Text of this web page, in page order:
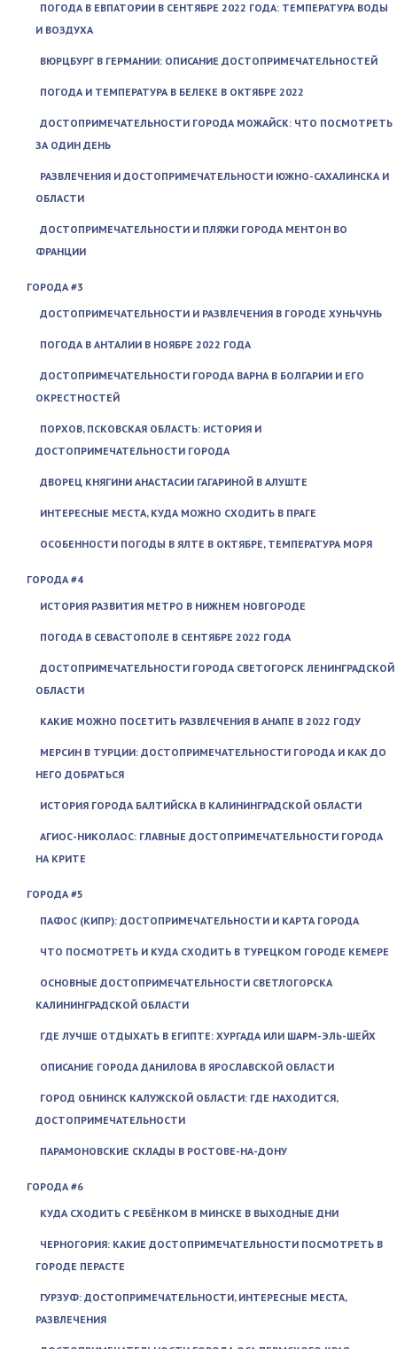
ПОГОДА В ЕВПАТОРИИ В СЕНТЯБРЕ 2022 ГОДА: ТЕМПЕРАТУРА ВОДЫ
И ВОЗДУХА
ВЮРЦБУРГ В ГЕРМАНИИ: ОПИСАНИЕ ДОСТОПРИМЕЧАТЕЛЬНОСТЕЙ
ПОГОДА И ТЕМПЕРАТУРА В БЕЛЕКЕ В ОКТЯБРЕ 2022
ДОСТОПРИМЕЧАТЕЛЬНОСТИ ГОРОДА МОЖАЙСК: ЧТО ПОСМОТРЕТЬ
ЗА ОДИН ДЕНЬ
РАЗВЛЕЧЕНИЯ И ДОСТОПРИМЕЧАТЕЛЬНОСТИ ЮЖНО-САХАЛИНСКА И
ОБЛАСТИ
ДОСТОПРИМЕЧАТЕЛЬНОСТИ И ПЛЯЖИ ГОРОДА МЕНТОН ВО
ФРАНЦИИ
ГОРОДА #3
ДОСТОПРИМЕЧАТЕЛЬНОСТИ И РАЗВЛЕЧЕНИЯ В ГОРОДЕ ХУНЬЧУНЬ
ПОГОДА В АНТАЛИИ В НОЯБРЕ 2022 ГОДА
ДОСТОПРИМЕЧАТЕЛЬНОСТИ ГОРОДА ВАРНА В БОЛГАРИИ И ЕГО
ОКРЕСТНОСТЕЙ
ПОРХОВ, ПСКОВСКАЯ ОБЛАСТЬ: ИСТОРИЯ И
ДОСТОПРИМЕЧАТЕЛЬНОСТИ ГОРОДА
ДВОРЕЦ КНЯГИНИ АНАСТАСИИ ГАГАРИНОЙ В АЛУШТЕ
ИНТЕРЕСНЫЕ МЕСТА, КУДА МОЖНО СХОДИТЬ В ПРАГЕ
ОСОБЕННОСТИ ПОГОДЫ В ЯЛТЕ В ОКТЯБРЕ, ТЕМПЕРАТУРА МОРЯ
ГОРОДА #4
ИСТОРИЯ РАЗВИТИЯ МЕТРО В НИЖНЕМ НОВГОРОДЕ
ПОГОДА В СЕВАСТОПОЛЕ В СЕНТЯБРЕ 2022 ГОДА
ДОСТОПРИМЕЧАТЕЛЬНОСТИ ГОРОДА СВЕТОГОРСК ЛЕНИНГРАДСКОЙ
ОБЛАСТИ
КАКИЕ МОЖНО ПОСЕТИТЬ РАЗВЛЕЧЕНИЯ В АНАПЕ В 2022 ГОДУ
МЕРСИН В ТУРЦИИ: ДОСТОПРИМЕЧАТЕЛЬНОСТИ ГОРОДА И КАК ДО
НЕГО ДОБРАТЬСЯ
ИСТОРИЯ ГОРОДА БАЛТИЙСКА В КАЛИНИНГРАДСКОЙ ОБЛАСТИ
АГИОС-НИКОЛАОС: ГЛАВНЫЕ ДОСТОПРИМЕЧАТЕЛЬНОСТИ ГОРОДА
НА КРИТЕ
ГОРОДА #5
ПАФОС (КИПР): ДОСТОПРИМЕЧАТЕЛЬНОСТИ И КАРТА ГОРОДА
ЧТО ПОСМОТРЕТЬ И КУДА СХОДИТЬ В ТУРЕЦКОМ ГОРОДЕ КЕМЕРЕ
ОСНОВНЫЕ ДОСТОПРИМЕЧАТЕЛЬНОСТИ СВЕТЛОГОРСКА
КАЛИНИНГРАДСКОЙ ОБЛАСТИ
ГДЕ ЛУЧШЕ ОТДЫХАТЬ В ЕГИПТЕ: ХУРГАДА ИЛИ ШАРМ-ЭЛЬ-ШЕЙХ
ОПИСАНИЕ ГОРОДА ДАНИЛОВА В ЯРОСЛАВСКОЙ ОБЛАСТИ
ГОРОД ОБНИНСК КАЛУЖСКОЙ ОБЛАСТИ: ГДЕ НАХОДИТСЯ,
ДОСТОПРИМЕЧАТЕЛЬНОСТИ
ПАРАМОНОВСКИЕ СКЛАДЫ В РОСТОВЕ-НА-ДОНУ
ГОРОДА #6
КУДА СХОДИТЬ С РЕБЁНКОМ В МИНСКЕ В ВЫХОДНЫЕ ДНИ
ЧЕРНОГОРИЯ: КАКИЕ ДОСТОПРИМЕЧАТЕЛЬНОСТИ ПОСМОТРЕТЬ В
ГОРОДЕ ПЕРАСТЕ
ГУРЗУФ: ДОСТОПРИМЕЧАТЕЛЬНОСТИ, ИНТЕРЕСНЫЕ МЕСТА,
РАЗВЛЕЧЕНИЯ